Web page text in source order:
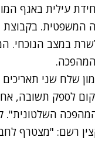
מודיעין ביחידה 8200,
המשפטית. בקבוצת
במצב הנוכחי.
שלח שני תאריכים
לספק תשובה,
רשם: "מצטרף